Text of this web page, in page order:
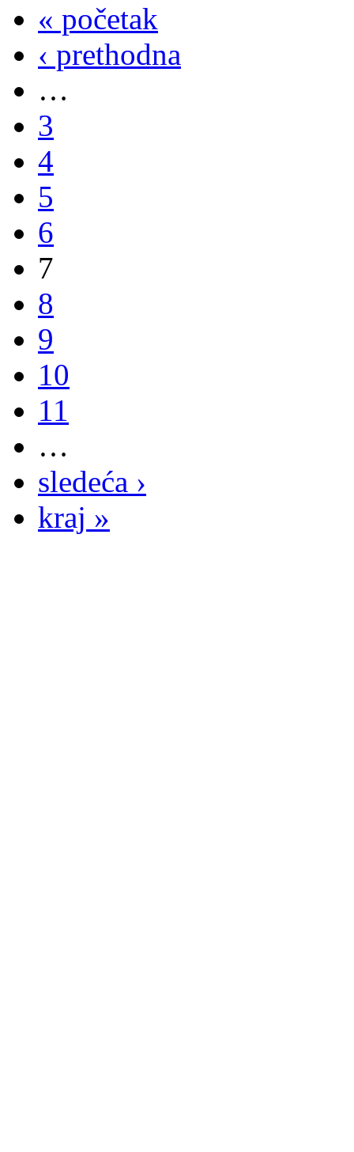
« početak
‹ prethodna
…
3
4
5
6
7
8
9
10
11
…
sledeća ›
kraj »